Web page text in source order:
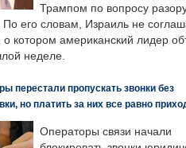
Трампом по вопросу
его словам, Израиль не
котором американский лидер
неделе.
перестали пропускать звонки без
но платить за них все равно
Операторы связи начали